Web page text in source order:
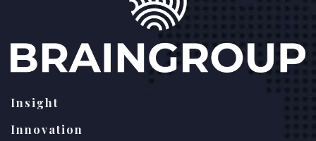
Insight
Innovation